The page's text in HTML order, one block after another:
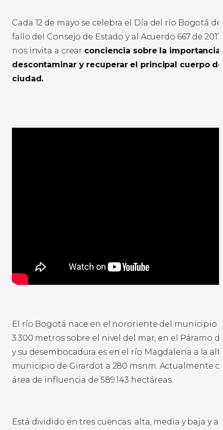
Cada 12 de mayo se celebra el Día del río Bogotá
fallo del Consejo de Estado y al Acuerdo 667 de
nos invita a crear conciencia sobre la importancia
descontaminar y recuperar el principal cuerpo
ciudad.
El río Bogotá nace en el nororiente del municipio
3.300 metros sobre el nivel del mar, en el Páramo
y su desembocadura es en el río Magdalena a la
municipio de Girardot a 280 msnm. Actualmente
área de influencia de 589.143 hectáreas.
Está dividido en tres cuencas: alta, media y baja y